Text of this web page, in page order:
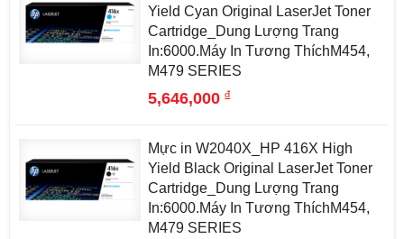
Yield Cyan Original LaserJet Toner
Cartridge_Dung Lượng Trang
In:6000.Máy In Tương ThíchM454,
M479 SERIES
5,646,000đ
Mực in W2040X_HP 416X High
Yield Black Original LaserJet Toner
Cartridge_Dung Lượng Trang
In:6000.Máy In Tương ThíchM454,
M479 SERIES